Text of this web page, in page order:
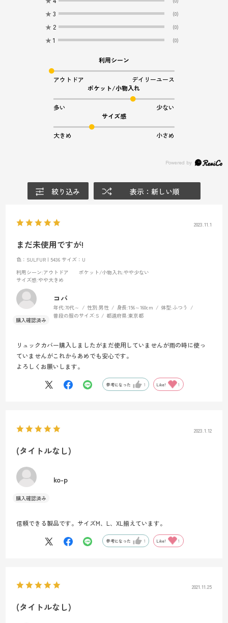
★ 3 (0)
★ 2 (0)
★ 1 (0)
利用シーン
アウトドア
デイリーユース
ポケット/小物入れ
多い
少ない
サイズ感
大きめ 小さめ
絞り込み 表示：新しい順
2023.11.1
まだ未使用ですが!
色：SULFUR | 5436 サイズ：U
利用シーン:アウトドア ポケット/小物入れ:やや少ない
サイズ感:やや大きめ
コバ
年代:70代～ 性別:男性 身長:156～160cm 体型:ふつう
普段の服のサイズ:S 都道府県:東京都
リュックカバー購入しましたがまだ使用していませんが雨の時に使っ
ていませんがこれからあめでも安心です。
よろしくお願いします。
参考になった 1 Like! 1
2023.1.12
(タイトルなし)
ko-p
信頼できる製品です。サイズM、L、XL揃えています。
参考になった 1 Like! 1
2021.11.25
(タイトルなし)